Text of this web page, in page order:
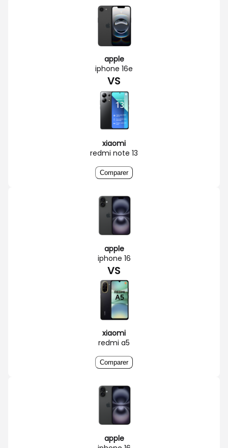
apple
iphone 16e
VS
xiaomi
redmi note 13
Comparer
apple
iphone 16
VS
xiaomi
redmi a5
Comparer
apple